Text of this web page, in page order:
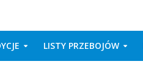
LISTY PRZEBOJÓW